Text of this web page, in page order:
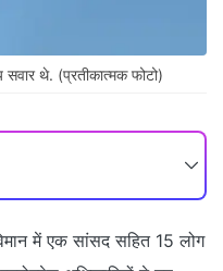
थे. (प्रतीकात्‍मक फोटो)
में एक सांसद सहित 15 लोग